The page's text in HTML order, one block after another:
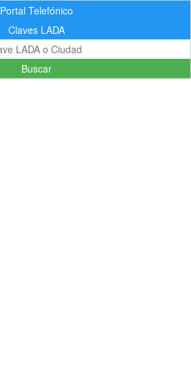
Portal Telefónico
Claves LADA
Buscar